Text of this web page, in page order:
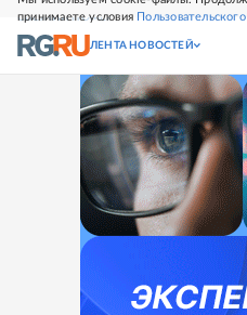
принимаете условия
СВЕЖИЙ НОМЕР
ЛЕНТА НОВОСТЕЙ